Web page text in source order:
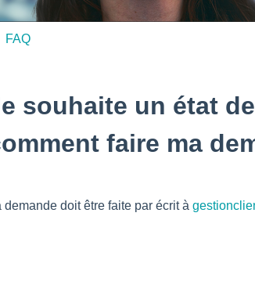
FAQ
souhaite un état
faire ma
demande doit être faite par écrit à